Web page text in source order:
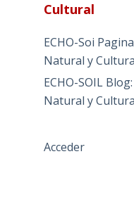
Cultural
ECHO-Soi
Natural y
ECHO-SOIL
Natural y
Acceder